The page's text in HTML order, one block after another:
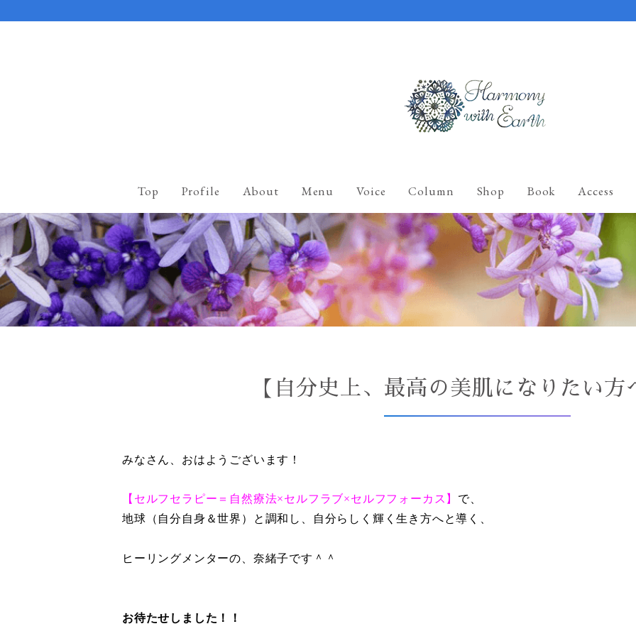
Top Profile About Menu Voice Column Shop Book Access
【自分史上、最高の美肌になりたい
みなさん、おはようございます！
【セルフセラピー＝自然療法×セルフラブ×セルフフォーカス】 で、
地球（自分自身＆世界）と調和し、自分らしく輝く生き方へと導く、
ヒーリングメンターの、奈緒子です＾＾
お待たせしました！！